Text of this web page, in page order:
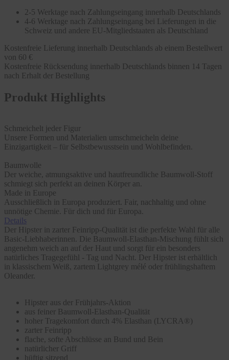
2-5 Werktage nach Zahlungseingang innerhalb Deutschlands
4-6 Werktage nach Zahlungseingang bei Lieferungen in die
Schweiz und andere EU-Mitgliedstaaten als Deutschland
Kostenfreie Lieferung innerhalb Deutschlands ab einem Bestellwert
von 60 €
Kostenfreie Rücksendung innerhalb Deutschlands binnen 14 Tagen
nach Erhalt der Bestellung
Produkt Highlights
Schmeichelt jeder Figur
Unsere Formen und Materialien umschmeicheln deine
Einzigartigkeit – für Selbstbewusstsein und Wohlbefinden.
Baumwolle
Der weiche, atmungsaktive und hautfreundliche Baumwoll-Stoff
schmiegt sich perfekt an deinen Körper an.
Made in Europe
Ausschließlich in Europa produziert. Fair, nachhaltig und ohne
unnötige Chemie. Für dich und für Europa.
Details
Der Hipster in zarter Feinripp-Qualität ist die perfekte Wahl für alle
Basic-Liebhaberinnen. Die Baumwoll-Elasthan-Mischung fühlt sich
angenehm weich an auf der Haut und sorgt für ein besonders
natürliches Tragegefühl - Tag und Nacht. Der Hipster ist erhältlich
in klassischem Weiß, zartem Lightgrey mélé oder frühlingshaftem
Oleander.
Hipster aus der Frühjahrs-Aktion
aus feiner Baumwoll-Elasthan-Qualität
hoher Tragekomfort durch 4% Elasthan (LYCRA®)
zarter Feinripp
flache, softe Abschlüsse an Bund und Bein
natürlicher Griff
hüftig sitzend